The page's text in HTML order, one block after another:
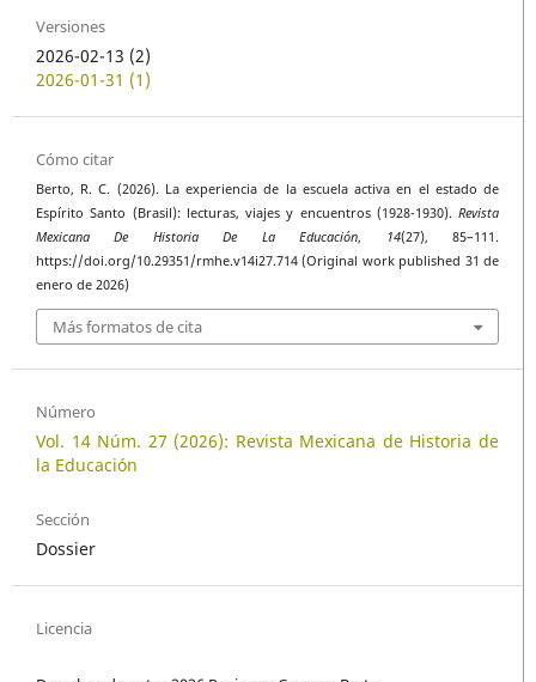
Versiones
2026-02-13 (2)
2026-01-31 (1)
Cómo citar
Berto, R. C. (2026). La experiencia de la escuela activa en el estado de
Espírito Santo (Brasil): lecturas, viajes y encuentros (1928-1930). Revista
Mexicana De Historia De La Educación, 14(27), 85–111.
https://doi.org/10.29351/rmhe.v14i27.714 (Original work published 31 de
enero de 2026)
Más formatos de cita
Número
Vol. 14 Núm. 27 (2026): Revista Mexicana de Historia de
la Educación
Sección
Dossier
Licencia